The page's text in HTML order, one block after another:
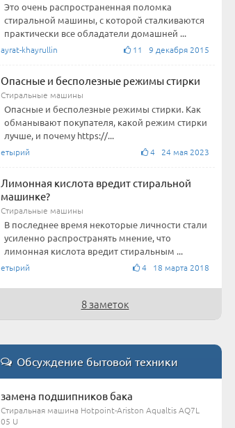
Это очень распространенная поломка
стиральной машины, с которой сталкиваются
практически все обладатели домашней ...
ayrat-khayrullin 11 9 декабря 2015
Опасные и бесполезные режимы стирки
Стиральные машины
Опасные и бесполезные режимы стирки. Как
обманывают покупателя, какой режим стирки
лучше, и почему https://...
етырий 4 24 мая 2023
Лимонная кислота вредит стиральной
машинке?
Стиральные машины
В последнее время некоторые личности стали
усиленно распространять мнение, что
лимонная кислота вредит стиральным ...
етырий 4 18 марта 2018
8 заметок
Обсуждение бытовой техники
замена подшипников бака
Стиральная машина Hotpoint-Ariston Aqualtis AQ7L
05 U